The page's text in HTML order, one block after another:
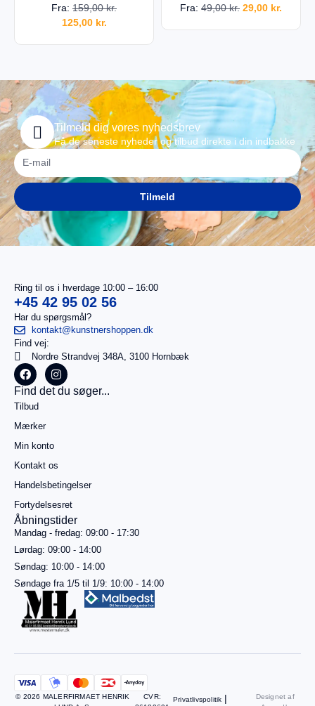
I
alt
0,00kr.
Køb for
499,00kr.
mere for
gratis
betaling
kurv
Fra: 159,00kr.
125,00 kr.
Fra: 49,00kr. 29,00 kr.
Tilmeld dig vores nyhedsbrev
Få de seneste nyheder og tilbud direkte i din indbakke
Tilmeld
Ring til os i hverdage 10:00 – 16:00
+45 42 95 02 56
Har du spørgsmål?
kontakt@kunstnershoppen.dk
Find vej:
Nordre Strandvej 348A, 3100 Hornbæk
Find det du søger...
Tilbud
Mærker
Min konto
Kontakt os
Handelsbetingelser
Fortydelsesret
Åbningstider
Mandag - fredag: 09:00 - 17:30
Lørdag: 09:00 - 14:00
Søndag: 10:00 - 14:00
Søndage fra 1/5 til 1/9: 10:00 - 14:00
© 2026 MALERFIRMAET HENRIK
CVR:
Privatlivspolitik |
Designet af